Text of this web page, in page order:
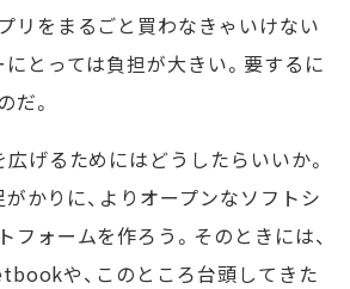
リをまるごと買わなきゃいけない
にとっては負担が大きい。要するに
だ。
げるためにはどうしたらいいか。
かりに、よりオープンなソフトシ
フォームを作ろう。そのときには、
や、このところ台頭してきた